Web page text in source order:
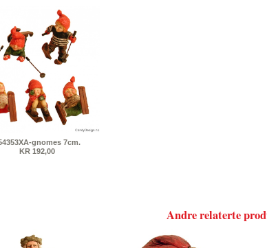
gnomes 7cm.
KR 192,00
Andre relaterte